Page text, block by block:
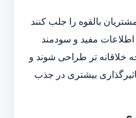
مشتریان بالقوه را جلب کنند
اطلاعات مفید و سودمند
خلاقانه تر طراحی شوند و
بیشتری در جذب